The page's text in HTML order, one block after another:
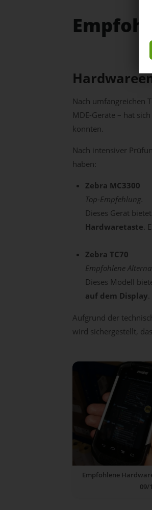
Nach umfangreichen
MDE-Geräte – hat
konnten.
Nach intensiver
haben:
Zebra MC3300
Top-Empfehlung.
Dieses Gerät
Hardwaretaste.
Zebra TC70
Empfohlene
Dieses Modell
auf dem Display.
Aufgrund der
wird sichergestellt,
Empfohlene
09/